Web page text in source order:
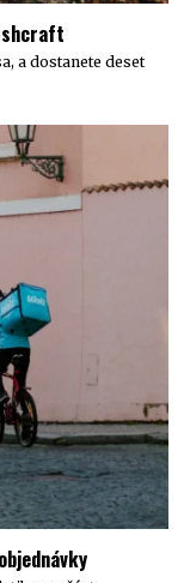
a dostanete deset